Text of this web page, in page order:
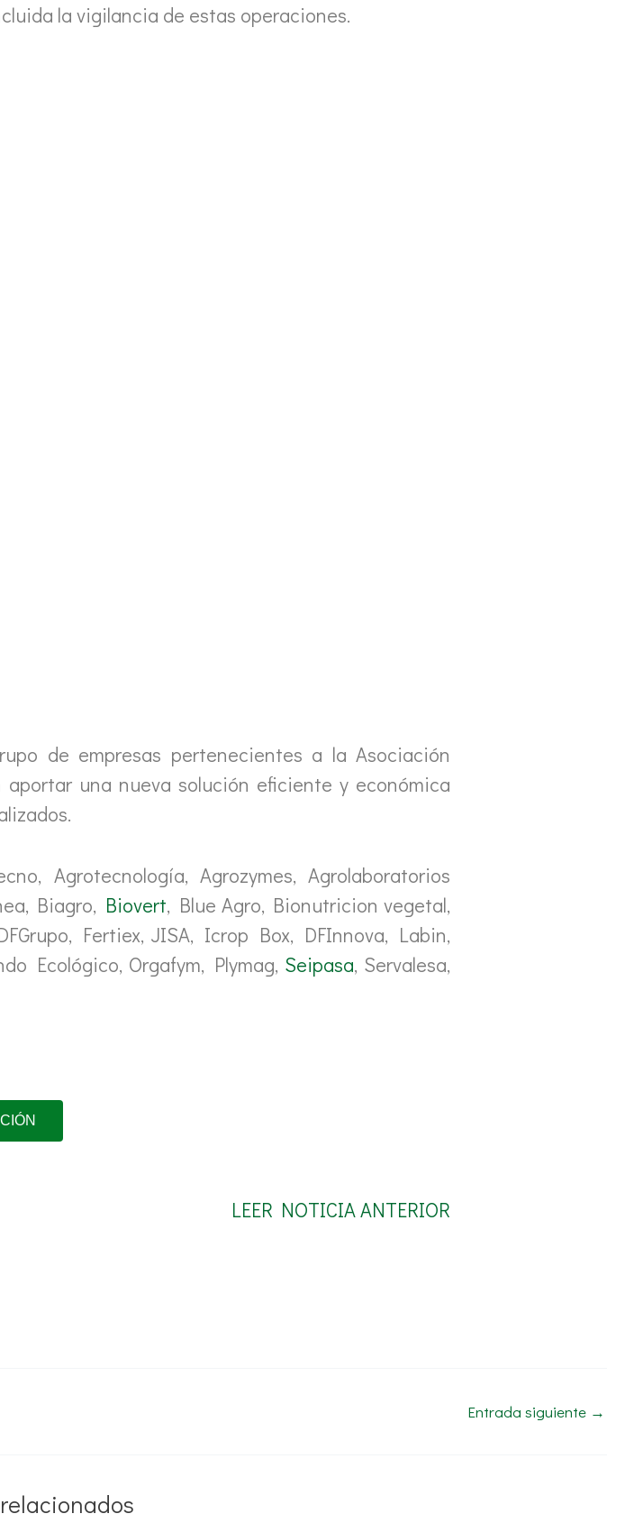
la vigilancia de estas operaciones.
de empresas pertenecientes a la Asociación
aportar una nueva solución eficiente y económica
Agrotecnología, Agrozymes, Agrolaboratorios
Biagro, Biovert, Blue Agro, Bionutricion vegetal,
Fertiex, JISA, Icrop Box, DFInnova, Labin,
Ecológico, Orgafym, Plymag, Seipasa, Servalesa,
LEER NOTICIA ANTERIOR
Entrada siguiente →